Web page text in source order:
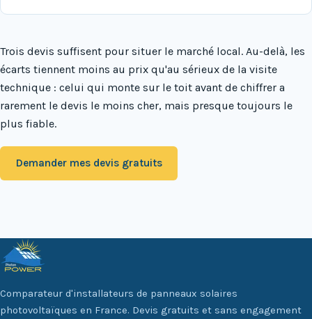
Trois devis suffisent pour situer le marché local. Au-delà, les
écarts tiennent moins au prix qu'au sérieux de la visite
technique : celui qui monte sur le toit avant de chiffrer a
rarement le devis le moins cher, mais presque toujours le
plus fiable.
Demander mes devis gratuits
Comparateur d'installateurs de panneaux solaires
photovoltaïques en France. Devis gratuits et sans engagement